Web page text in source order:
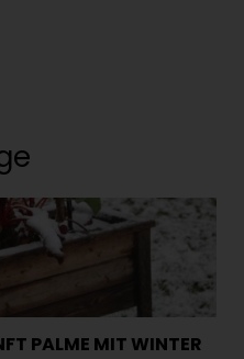
PALME MIT WINTER